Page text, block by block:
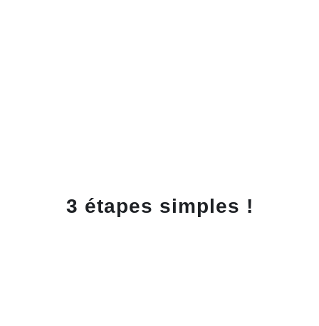
3 étapes simples !